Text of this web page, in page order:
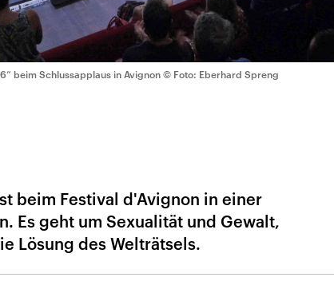
beim Schlussapplaus in Avignon © Foto: Eberhard Spreng
beim Festival d'Avignon in einer
Es geht um Sexualität und Gewalt,
Lösung des Welträtsels.